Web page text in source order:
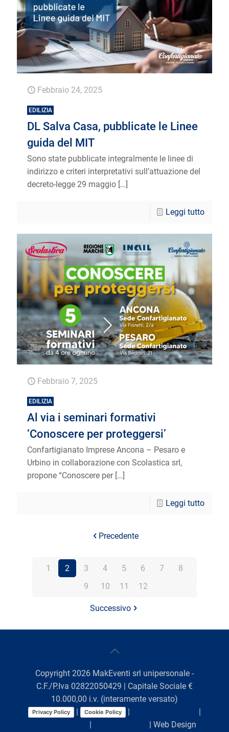
Febbraio 24, 2025
EDILIZIA
DL Salva Casa, pubblicate le Linee
guida del MIT
Sono state pubblicate integralmente le linee di
indirizzo e criteri interpretativi sull’attuazione del
decreto-legge 29 maggio […]
Leggi tutto
Febbraio 7, 2025
EDILIZIA
Al via i seminari formativi
‘Conoscere per proteggersi’
Confartigianato Imprese Ancona – Pesaro e
Urbino in collaborazione con Scolastica srl,
propone “Conoscere per[…]
Leggi tutto
Precedente
1 2 3 4 5 6 7
8
9
10 11 12
Successivo
Copyright 2026 MakEventi srl unipersonale -
C.F./P.Iva 02822050429 | Capitale Sociale €
10.000,00 i.v. (interamente versato)
Privacy Policy | Cookie Policy |
|
| | Web Design